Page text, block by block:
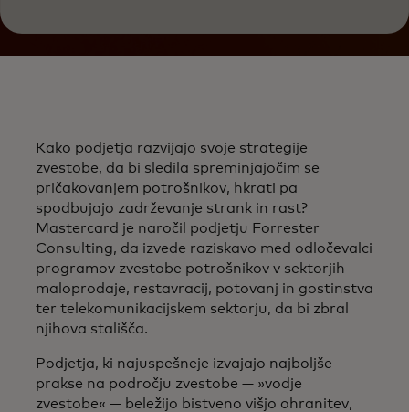
Kako podjetja razvijajo svoje strategije
zvestobe, da bi sledila spreminjajočim se
pričakovanjem potrošnikov, hkrati pa
spodbujajo zadrževanje strank in rast?
Mastercard je naročil podjetju Forrester
Consulting, da izvede raziskavo med odločevalci
programov zvestobe potrošnikov v sektorjih
maloprodaje, restavracij, potovanj in gostinstva
ter telekomunikacijskem sektorju, da bi zbral
njihova stališča.
Podjetja, ki najuspešneje izvajajo najboljše
prakse na področju zvestobe — »vodje
zvestobe« — beležijo bistveno višjo ohranitev,